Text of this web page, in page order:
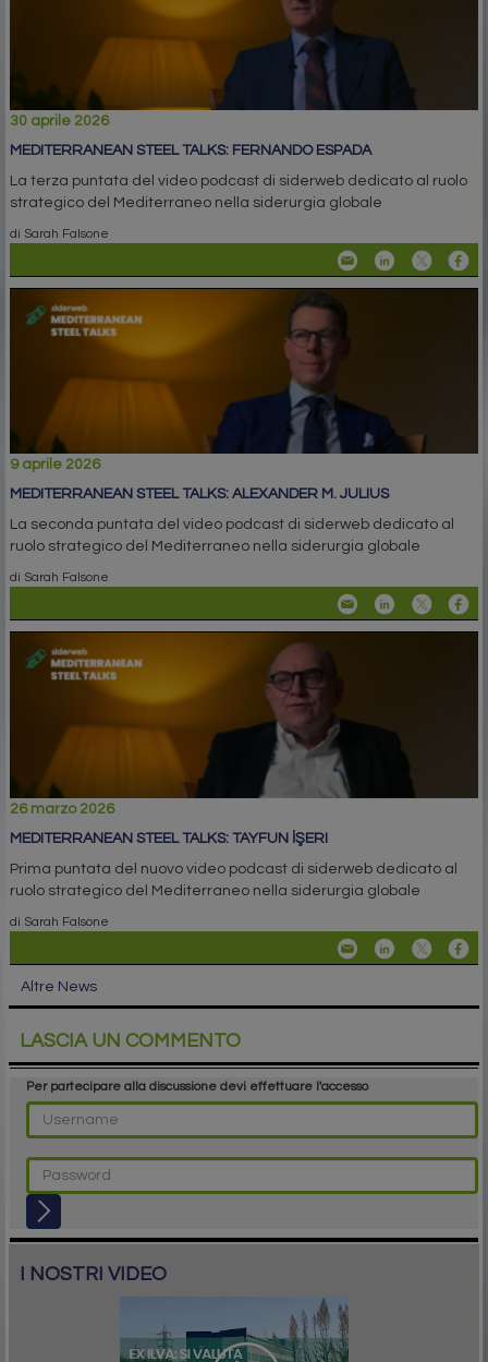
30 aprile 2026
MEDITERRANEAN STEEL TALKS: FERNANDO ESPADA
La terza puntata del video podcast di siderweb dedicato al ruolo
strategico del Mediterraneo nella siderurgia globale
di Sarah Falsone
9 aprile 2026
MEDITERRANEAN STEEL TALKS: ALEXANDER M. JULIUS
La seconda puntata del video podcast di siderweb dedicato al
ruolo strategico del Mediterraneo nella siderurgia globale
di Sarah Falsone
26 marzo 2026
MEDITERRANEAN STEEL TALKS: TAYFUN İŞERI
Prima puntata del nuovo video podcast di siderweb dedicato al
ruolo strategico del Mediterraneo nella siderurgia globale
di Sarah Falsone
Altre News
LASCIA UN COMMENTO
Per partecipare alla discussione devi effettuare l'accesso
I NOSTRI VIDEO